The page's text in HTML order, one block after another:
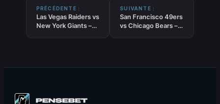
PRÉCÉDENTE :
Las Vegas Raiders vs
New York Giants –
SUIVANTE :
San Francisco 49ers
vs Chicago Bears –